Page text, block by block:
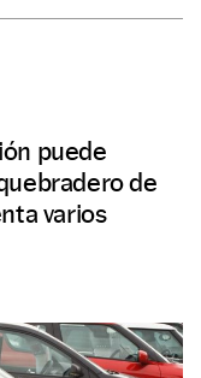
puede
de
varios